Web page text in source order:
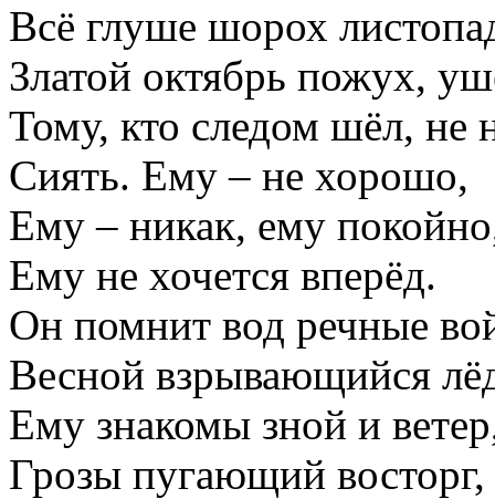
Всё глуше шорох
Златой октябрь пожух,
Тому, кто следом шёл, не
Сиять. Ему – не хорошо,
Ему – никак, ему
Ему не хочется вперёд.
Он помнит вод речные
Весной взрывающийся
Ему знакомы зной и
Грозы пугающий восторг,